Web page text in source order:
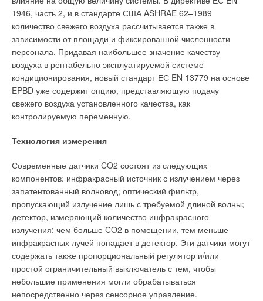
1946, часть 2, и в стандарте США ASHRAE 62–1989
количество свежего воздуха рассчитывается также в
зависимости от площади и фиксированной численности
персонала. Придавая наибольшее значение качеству
воздуха в рентабельно эксплуатируемой системе
кондиционирования, новый стандарт ЕС EN 13779 на основе
EPBD уже содержит опцию, представляющую подачу
свежего воздуха установленного качества, как
контролируемую переменную.
Технология измерения
Современные датчики CO2 состоят из следующих
компонентов: инфракрасный источник с излучением через
запатентованный волновод; оптический фильтр,
пропускающий излучение лишь с требуемой длиной волны;
детектор, измеряющий количество инфракрасного
излучения; чем больше CO2 в помещении, тем меньше
инфракрасных лучей попадает в детектор. Эти датчики могут
содержать также пропорциональный регулятор и/или
простой ограничительный выключатель с тем, чтобы
небольшие применения могли обрабатываться
непосредственно через сенсорное управление.
граждан.
Произошедшая тогда первая ресурсосберегающая
революция привела к смене модели развития мировой
экономики. Она сделала энергоэффективность одним из
основных двигателей инновационного роста, важнейшим
направлением совершенствования производственных сил,
технологий, эффективности капитала. Мы же продолжали
капиталоемкое наращивание энергопотребления,
дорогой разработке месторождений в крайне
экономическим, социальным ущербом в северных и
сибирских регионах).
Очевидно, что проблема высокой энергоемкости российской
экономики находится в центре внимания руководства страны
и получила отражение в целом ряде программных
документов. Например, принятых несколько лет назад —
ФЦП «Энергоэффективная экономика» на 2007–2010 гг. и на
перспективу до 2015 г., «Энергетическая стратегия России
на период до 2020 г.» и др. В своей статье «Россия, вперед!»
[2], посвященной долгосрочной политической стратегии
преимущества применения энергосберегающих технологий.
Например, в 2004 г. погодозависимое оборудование для
систем теплоснабжения (автоматизированные узлы
управления Danfoss) было установлено в 23-х жилых домах
Набережных Челнов. В результате теплопотребление зданий
снизилось в полтора раза по сравнению с домами, где
модернизация не проводилась. Срок окупаемости
проведенных энергоэффективных мероприятий составил
четыре года.
температуру не только на уровне дома, но и каждой
квартиры. «Для этого используются радиаторные
терморегуляторы. Данные приборы позволяют человеку
самому установить желаемую температуру в любой комнате.
Такие точные настройки обеспечивают наиболее
комфортный микроклимат для детей и взрослых», —
уточняет Антон Белов. Создание регулируемых систем
отопления по всей стране — вопрос не только удобства, но и
экономии огромных средств. По сути, это один из наиболее
важных шагов по повышению энергетической эффективности
отечественного ЖКХ.